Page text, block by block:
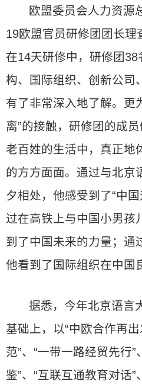
欧盟委员会人力资源
19欧盟官员研修团团长理
在14天研修中，研修团
构、国际组织、创新公司
有了非常深入地了解。更
离”的接触，研修团的成
老百姓的生活中，真正地
的方方面面。通过与北京
夕相处，他感受到了“中国
过在高铁上与中国小男孩
到了中国未来的力量；通
他看到了国际组织在中国
据悉，今年北京语言
基础上，以“中欧合作再
范”、“一带一路经贸先行”
鉴”、“互联互通教育对话